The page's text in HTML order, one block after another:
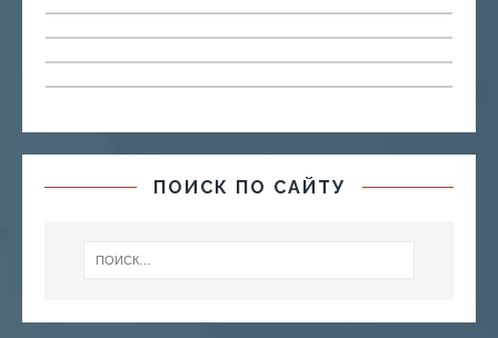
ПОИСК ПО САЙТУ